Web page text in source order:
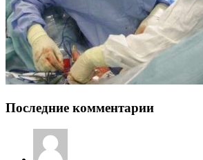
Последние комментарии